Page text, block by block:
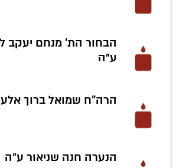
הבחור הת' מנחם יעקב
ע״ה
הרה"ח שמואל ברוך
הנערה חנה שניאור ע״ה